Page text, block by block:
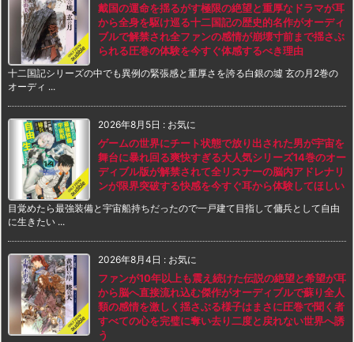
戴国の運命を揺るがす極限の絶望と重厚なドラマが耳
から全身を駆け巡る十二国記の歴史的名作がオーディ
ブルで解禁され全ファンの感情が崩壊寸前まで揺さぶ
られる圧巻の体験を今すぐ体感するべき理由
十二国記シリーズの中でも異例の緊張感と重厚さを誇る白銀の墟 玄の月2巻の
オーディ ...
2026年8月5日 : お気に
ゲームの世界にチート状態で放り出された男が宇宙を
舞台に暴れ回る爽快すぎる大人気シリーズ14巻のオー
ディブル版が解禁されて全リスナーの脳内アドレナリ
ンが限界突破する快感を今すぐ耳から体験してほしい
目覚めたら最強装備と宇宙船持ちだったので一戸建て目指して傭兵として自由
に生きたい ...
2026年8月4日 : お気に
ファンが10年以上も震え続けた伝説の絶望と希望が耳
から脳へ直接流れ込む傑作がオーディブルで蘇り全人
類の感情を激しく揺さぶる様子はまさに圧巻で聞く者
すべての心を完璧に奪い去り二度と戻れない世界へ誘
う